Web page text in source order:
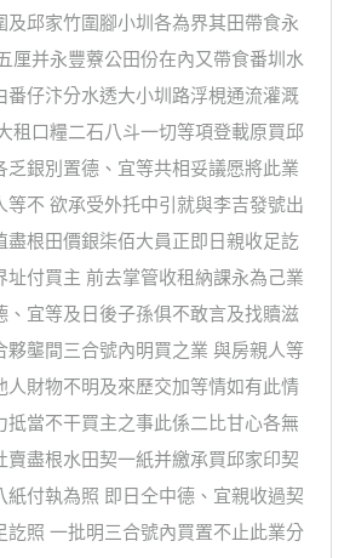
及邱家竹圍腳小圳各為界其田帶食永
厘并永豐藔公田份在內又帶食番圳水
番仔汴分水透大小圳路浮梘通流灌溉
租口糧二石八斗一切等項登載原買邱
乏銀別置德、宜等共相妥議愿將此業
等不 欲承受外托中引就與李吉發號出
盡根田價銀柒佰大員正即日親收足訖
址付買主 前去掌管收租納課永為己業
、宜等及日後子孫俱不敢言及找贖滋
夥壟間三合號內明買之業 與房親人等
人財物不明及來歷交加等情如有此情
抵當不干買主之事此係二比甘心各無
賣盡根水田契一紙并繳承買邱家印契
紙付執為照 即日仝中德、宜親收過契
訖照 一批明三合號內買置不止此業分